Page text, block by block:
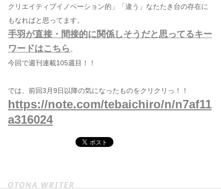
クリエイティブイノベーション的」「違う」なたたき台の存在に
もなればと思ってます。
手羽が直接・間接的に関係しそうだと思ってるキー
ワードはこちら 。
今回で週刊連載105週目！！
では、前回3月9日以降の気になったものをクリクリっ！！
https://note.com/tebaichiro/n/n7af11
a316024